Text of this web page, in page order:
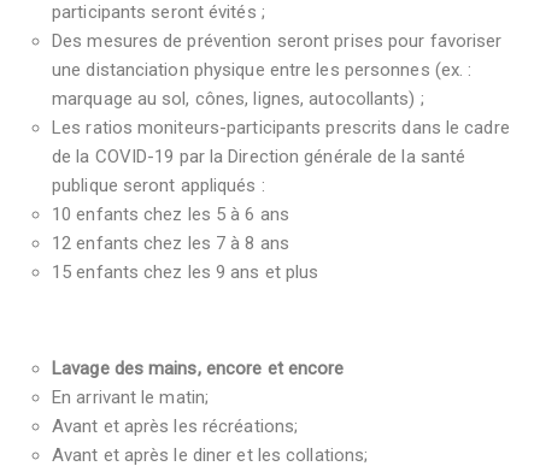
participants seront évités ;
Des mesures de prévention seront prises pour favoriser
une distanciation physique entre les personnes (ex. :
marquage au sol, cônes, lignes, autocollants) ;
Les ratios moniteurs-participants prescrits dans le cadre
de la COVID-19 par la Direction générale de la santé
publique seront appliqués :
10 enfants chez les 5 à 6 ans
12 enfants chez les 7 à 8 ans
15 enfants chez les 9 ans et plus
Lavage des mains, encore et encore
En arrivant le matin;
Avant et après les récréations;
Avant et après le diner et les collations;